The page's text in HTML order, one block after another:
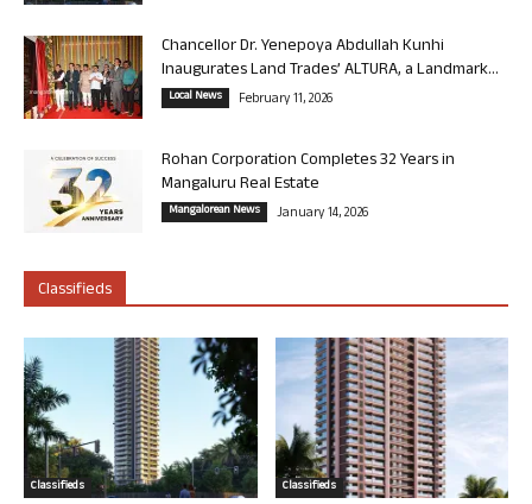
Chancellor Dr. Yenepoya Abdullah Kunhi
Inaugurates Land Trades’ ALTURA, a Landmark...
Local News February 11, 2026
Rohan Corporation Completes 32 Years in
Mangaluru Real Estate
Mangalorean News January 14, 2026
Classifieds
Classifieds Classifieds